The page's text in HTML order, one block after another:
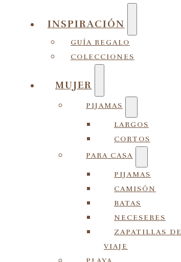
INSPIRACIÓN
GUÍA REGALO
COLECCIONES
MUJER
PIJAMAS
LARGOS
CORTOS
PARA CASA
PIJAMAS
CAMISÓN
BATAS
NECESERES
ZAPATILLAS DE
VIAJE